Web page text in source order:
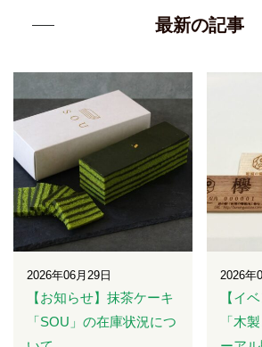
最新の記事
2026年06月29日
【お知らせ】抹茶ケーキ
「SOU」の在庫状況につ
2026年
【イ
「木